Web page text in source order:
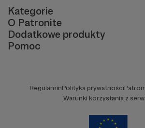
Kategorie
O Patronite
Dodatkowe produkty
Pomoc
RegulaminPolityka prywatności
Warunki korzystania z